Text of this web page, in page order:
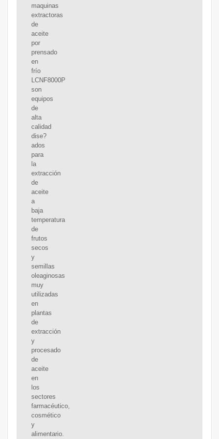
maquinas
extractoras
de
aceite
por
prensado
en
frío
LCNF8000P
son
equipos
de
alta
calidad
dise?
ados
para
la
extracción
de
aceite
a
baja
temperatura
de
frutos
secos
y
semillas
oleaginosas
muy
utilizadas
en
plantas
de
extracción
y
procesado
de
aceite
en
los
sectores
farmacéutico,
cosmético
y
alimentario.